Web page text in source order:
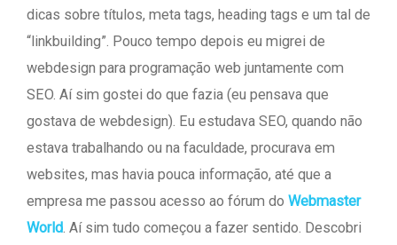
dicas sobre títulos, meta tags, heading tags e um tal de
“linkbuilding”. Pouco tempo depois eu migrei de
webdesign para programação web juntamente com
SEO. Aí sim gostei do que fazia (eu pensava que
gostava de webdesign). Eu estudava SEO, quando não
estava trabalhando ou na faculdade, procurava em
websites, mas havia pouca informação, até que a
empresa me passou acesso ao fórum do Webmaster
World. Aí sim tudo começou a fazer sentido. Descobri